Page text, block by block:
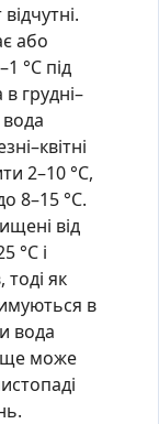
або
°C під
грудні–
2–10 °C,
8–15 °C.
від
°C і
тоді як
в
вода
ще може